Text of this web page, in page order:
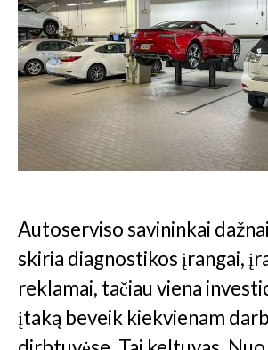
Autoserviso savininkai
skiria diagnostikos įrangai,
reklamai, tačiau viena
įtaką beveik kiekvienam